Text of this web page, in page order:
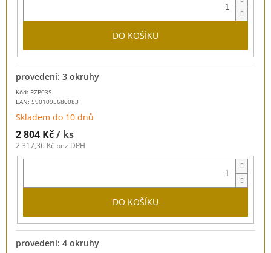
DO KOŠÍKU
Kód: RZP03S
EAN: 5901095680083
provedení: 3 okruhy
Skladem do 10 dnů
2 804 Kč/ ks
2 317,36 Kč bez DPH
DO KOŠÍKU
provedení: 4 okruhy